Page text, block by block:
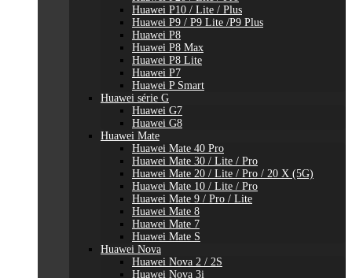
Huawei P10 / Lite / Plus
Huawei P9 / P9 Lite /P9 Plus
Huawei P8
Huawei P8 Max
Huawei P8 Lite
Huawei P7
Huawei P Smart
Huawei série G
Huawei G7
Huawei G8
Huawei Mate
Huawei Mate 40 Pro
Huawei Mate 30 / Lite / Pro
Huawei Mate 20 / Lite / Pro / 20 X (5G)
Huawei Mate 10 / Lite / Pro
Huawei Mate 9 / Pro / Lite
Huawei Mate 8
Huawei Mate 7
Huawei Mate S
Huawei Nova
Huawei Nova 2 / 2S
Huawei Nova 3i